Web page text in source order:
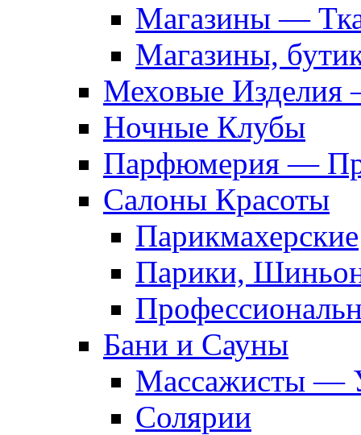
Магазины —
Магазины,
Меховые Изделия
Ночные Клубы
Парфюмерия —
Салоны Красоты
Парикмахерские
Парики,
Бани и Сауны
Массажисты —
Солярии